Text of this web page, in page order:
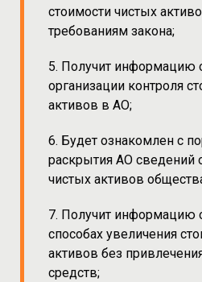
стоимости чистых
требованиям закона;
5. Получит информацию
организации контроля
активов в АО;
6. Будет ознакомлен с
раскрытия АО сведений
чистых активов
7. Получит информацию
способах увеличения
активов без
средств;